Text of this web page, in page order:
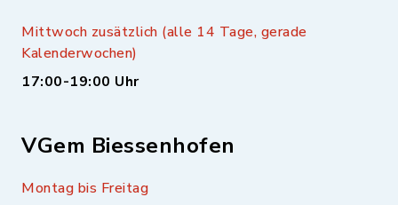
Mittwoch zusätzlich (alle 14 Tage, gerade
Kalenderwochen)
17:00-19:00 Uhr
VGem Biessenhofen
Montag bis Freitag